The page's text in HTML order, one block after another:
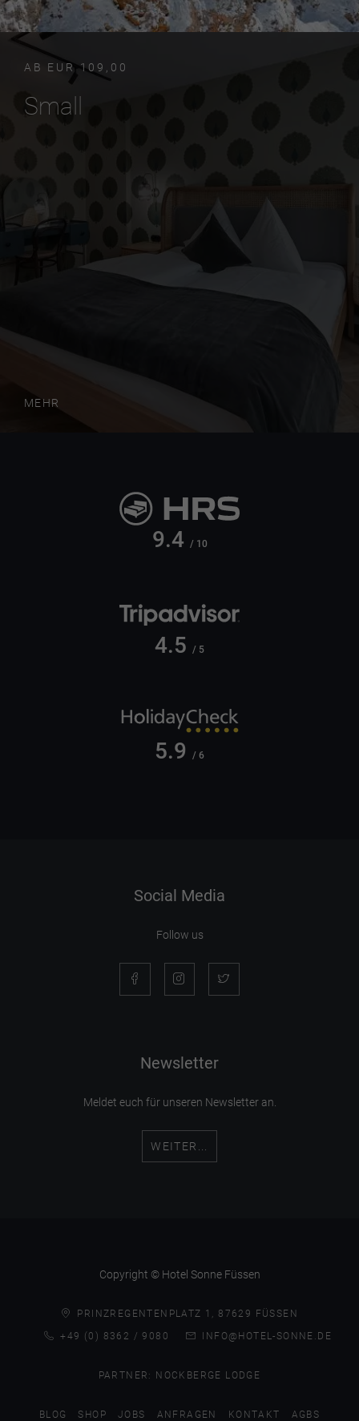
AB EUR 109,00
Small
MEHR
9.4 / 10
4.5 / 5
5.9 / 6
Social Media
Follow us
Newsletter
Meldet euch für unseren Newsletter an.
WEITER...
Copyright © Hotel Sonne Füssen
PRINZREGENTENPLATZ 1, 87629 FÜSSEN
+49 (0) 8362 / 9080
INFO@HOTEL-SONNE.DE
PARTNER: NOCKBERGE LODGE
BLOG SHOP JOBS ANFRAGEN KONTAKT AGBS